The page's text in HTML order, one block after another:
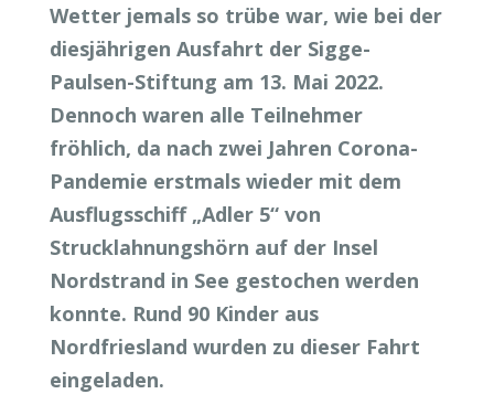
Wetter jemals so trübe war, wie bei der
diesjährigen Ausfahrt der Sigge-
Paulsen-Stiftung am 13. Mai 2022.
Dennoch waren alle Teilnehmer
fröhlich, da nach zwei Jahren Corona-
Pandemie erstmals wieder mit dem
Ausflugsschiff „Adler 5“ von
Strucklahnungshörn auf der Insel
Nordstrand in See gestochen werden
konnte. Rund 90 Kinder aus
Nordfriesland wurden zu dieser Fahrt
eingeladen.